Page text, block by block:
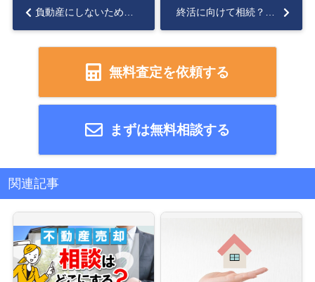
負動産にしないための解決法とは？不動産売却などの具体例をご紹介... 終活に向けて相続？売却？空き家の管理方法を解説...
無料査定を依頼する
まずは無料相談する
関連記事